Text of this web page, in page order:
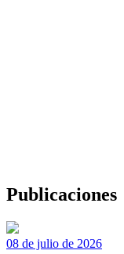
Publicaciones
08 de julio de 2026